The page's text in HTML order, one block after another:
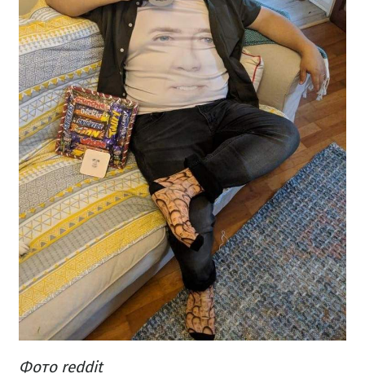
Фото reddit